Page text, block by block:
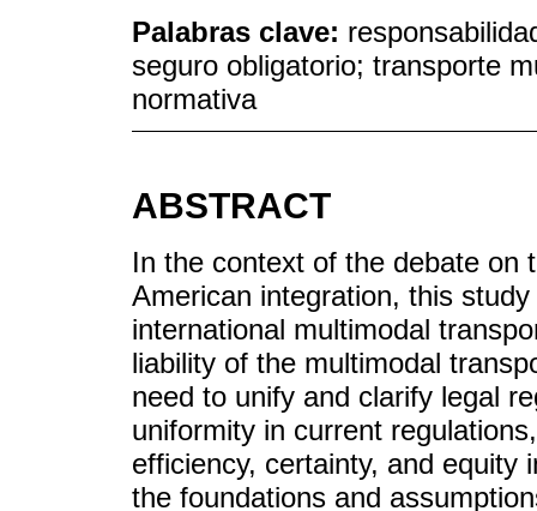
Palabras clave:
seguro obligatorio; transporte
normativa
ABSTRACT
In the context of the debate on
American integration, this
international multimodal
liability of the multimodal
need to unify and clarify legal
uniformity in current
efficiency, certainty, and equity
the foundations and